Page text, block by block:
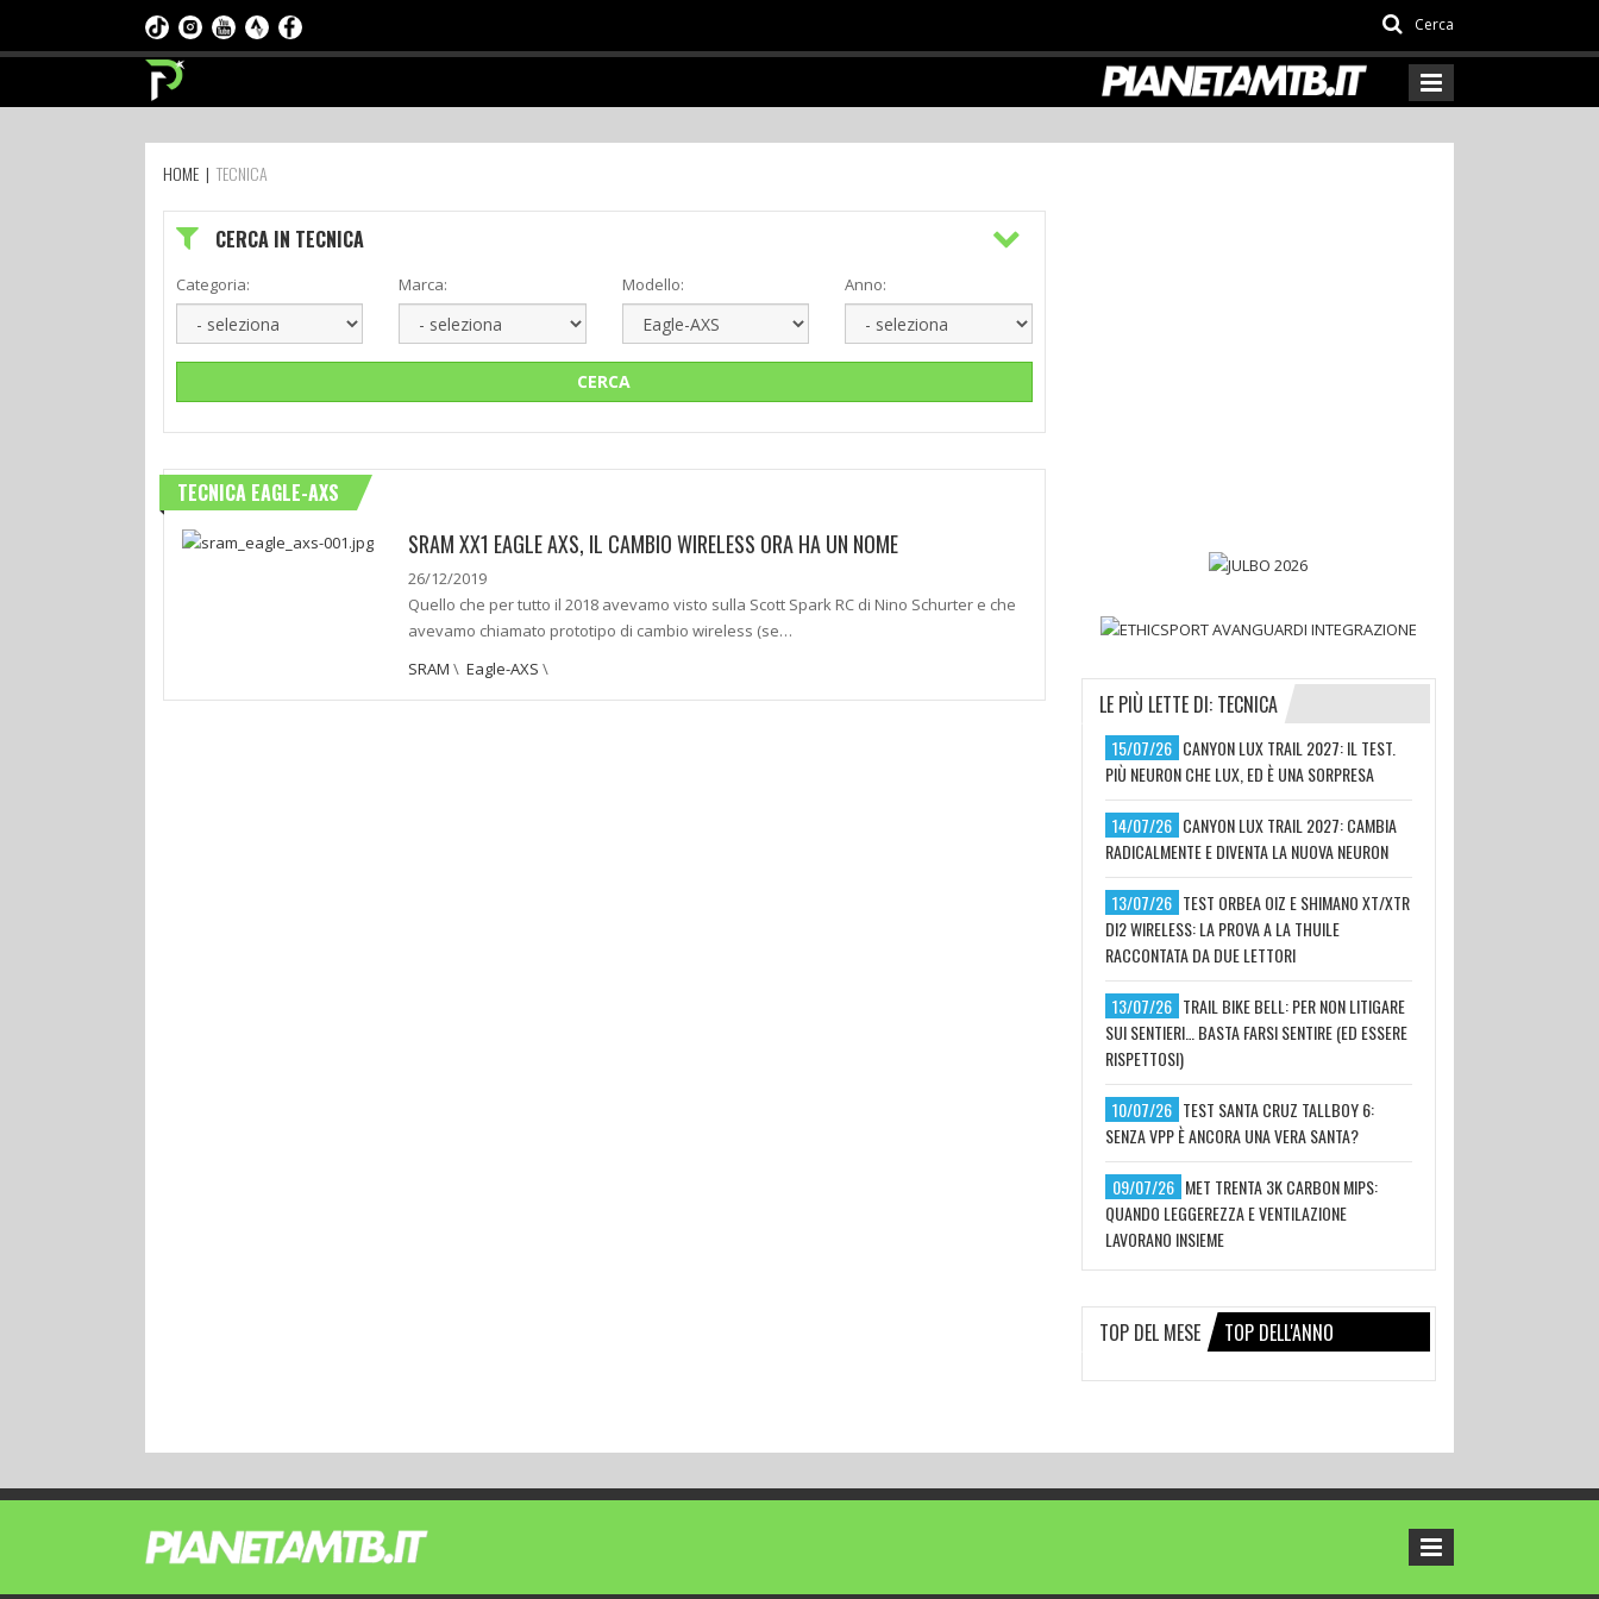
Cerca
HOME | TECNICA
CERCA IN TECNICA
Categoria: Marca: Modello: Anno:
CERCA
TECNICA EAGLE-AXS
SRAM XX1 EAGLE AXS, IL CAMBIO WIRELESS ORA HA UN NOME
26/12/2019
Quello che per tutto il 2018 avevamo visto sulla Scott Spark RC di Nino Schurter e che
avevamo chiamato prototipo di cambio wireless (se…
SRAM \ Eagle-AXS \
LE PIÙ LETTE DI: TECNICA
15/07/26 CANYON LUX TRAIL 2027: IL TEST.
PIÙ NEURON CHE LUX, ED È UNA SORPRESA
14/07/26 CANYON LUX TRAIL 2027: CAMBIA
RADICALMENTE E DIVENTA LA NUOVA NEURON
13/07/26 TEST ORBEA OIZ E SHIMANO XT/XTR
DI2 WIRELESS: LA PROVA A LA THUILE
RACCONTATA DA DUE LETTORI
13/07/26 TRAIL BIKE BELL: PER NON LITIGARE
SUI SENTIERI… BASTA FARSI SENTIRE (ED ESSERE
RISPETTOSI)
10/07/26 TEST SANTA CRUZ TALLBOY 6:
SENZA VPP È ANCORA UNA VERA SANTA?
09/07/26 MET TRENTA 3K CARBON MIPS:
QUANDO LEGGEREZZA E VENTILAZIONE
LAVORANO INSIEME
TOP DEL MESE TOP DELL'ANNO